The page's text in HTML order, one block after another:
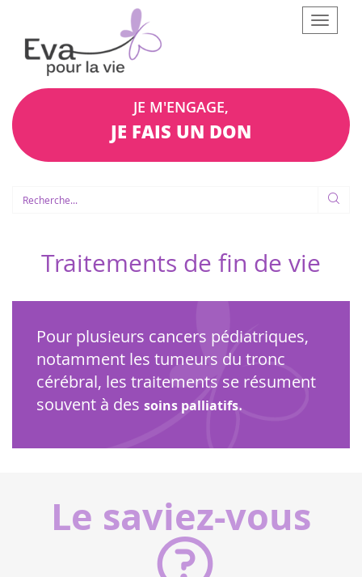
Afficher
le
JE M'ENGAGE,
JE FAIS UN DON
Traitements de fin de vie
Pour plusieurs cancers pédiatriques,
notamment les tumeurs du tronc
cérébral, les traitements se résument
souvent à des soins palliatifs.
Le saviez-vous